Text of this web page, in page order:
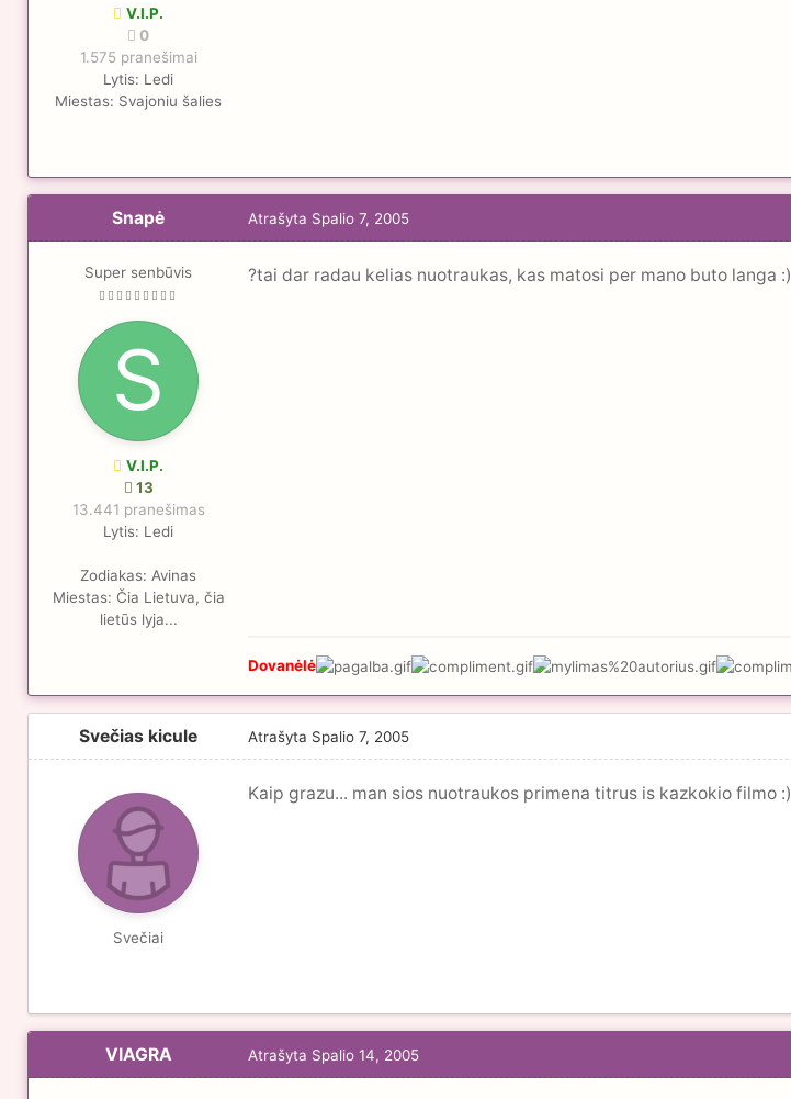
V.I.P.
0
1.575 pranešimai
Lytis: Ledi
Miestas: Svajoniu šalies
Snapė
Super senbūvis
V.I.P.
13
13.441 pranešimas
Lytis: Ledi
Zodiakas: Avinas
Miestas: Čia Lietuva, čia
lietūs lyja...
Atrašyta Spalio 7, 2005
?tai dar radau kelias nuotraukas, kas matosi per mano buto langa :)
Dovanėlė
Svečias kicule
Svečiai
Atrašyta Spalio 7, 2005
Kaip grazu... man sios nuotraukos primena titrus is kazkokio filmo :)
VIAGRA Atrašyta Spalio 14, 2005